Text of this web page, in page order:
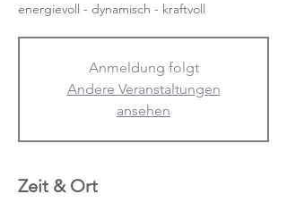
energievoll - dynamisch - kraftvoll
Anmeldung folgt
Andere Veranstaltungen
ansehen
Zeit & Ort